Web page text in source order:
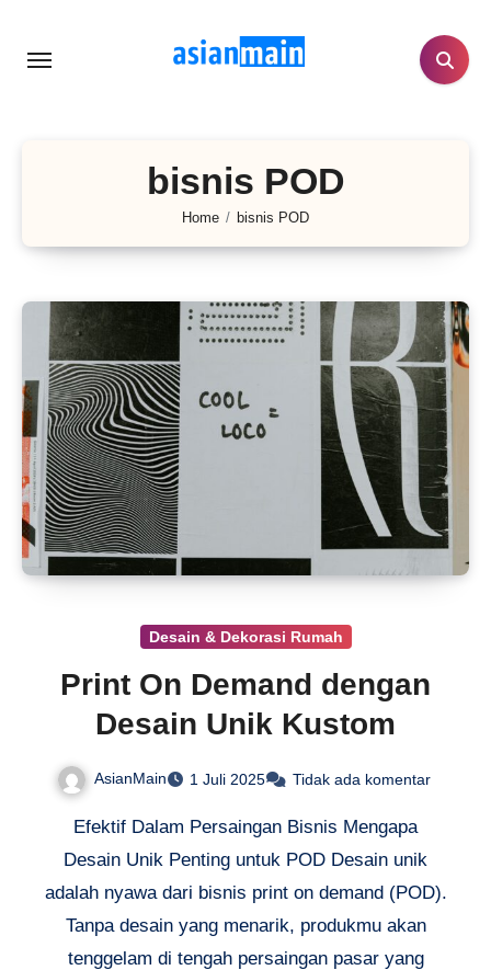
bisnis POD
Home bisnis POD
Desain & Dekorasi Rumah
Print On Demand dengan
Desain Unik Kustom
AsianMain 1 Juli 2025 Tidak ada komentar
Efektif Dalam Persaingan Bisnis Mengapa
Desain Unik Penting untuk POD Desain unik
adalah nyawa dari bisnis print on demand (POD).
Tanpa desain yang menarik, produkmu akan
tenggelam di tengah persaingan pasar yang